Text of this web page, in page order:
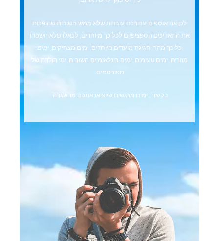
לכן אנו אוספים עבורכם עובדות שלא ממש חשובות שהופכות
את התאריכים הספציפיים לכל כך מיוחדים, לכאלו שלא תשכחו
כל כך מהר: חגיגת מועדים מיוחדים: ימים מצחיקים, ימים
מוזרים, ימים טעימים, ימים בינלאומיים חשובים, ימי הולדת של
מפורסמים.
בקיצור, ימים מרגשים שיוציאו אתכם מהשגרה.